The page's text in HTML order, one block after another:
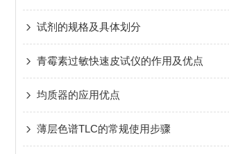
试剂的规格及具体划分
青霉素过敏快速皮试仪的作用及优点
均质器的应用优点
薄层色谱TLC的常规使用步骤